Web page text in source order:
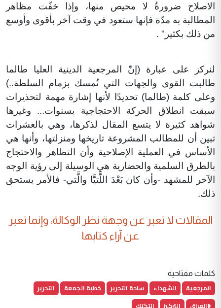
الاصلاح ضرورةٌ لا محيص منها، وإذا خفّت مظاهر
المطالبة به مدّة فإنها ستعود في وقت آخر بأقوى وأوسع
من ذلك بكثير" .
لنركز على عبارة (إنّ المرجعية الدينية العليا طالما
طالبت القوى والجهات التي تُمسك بزمام السلطة..)
وعلى كلمة (طالما) تحديدًا لأنها إشارة مهمة لتحذيرات
سبقت انطلاق الحركة الاحتجاجية بسنوات... وغيرها
شواهد كثيرة لا يتسع المقال لذكرها، وهي بالعشرات
تبين أن للمطالب المشروعة تاريخها ومنزلتها، وأنها هي
الأساس في العملية الإصلاحية وأن التظاهر والاحتجاج
بالطرق السلمية والحضارية هي الوسيلة إلى رؤية الوجه
الآخر للمشهد -وأن كان بَعْدَ اللَّتيَّا والَّتي- فالأمر يستحق
ذلك.
المقالات لا تعبر عن وجهة نظر الوكالة، وإنما تعبر
عن آراء كتابها
كلمات مفتاحية
المرجعية الشهداء ساحة التحرير خطبة الجمعة
التحرير
#العراق
التركيز التكتك